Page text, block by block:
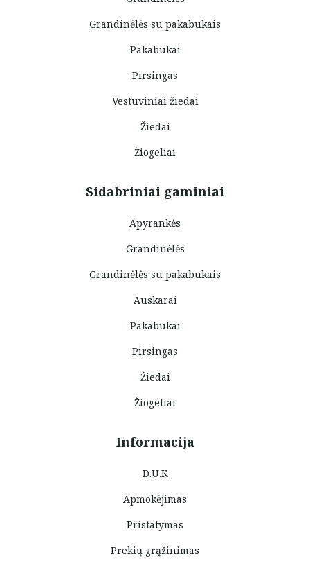
Grandinėlės su pakabukais
Pakabukai
Pirsingas
Vestuviniai žiedai
Žiedai
Žiogeliai
Sidabriniai gaminiai
Apyrankės
Grandinėlės
Grandinėlės su pakabukais
Auskarai
Pakabukai
Pirsingas
Žiedai
Žiogeliai
Informacija
D.U.K
Apmokėjimas
Pristatymas
Prekių grąžinimas